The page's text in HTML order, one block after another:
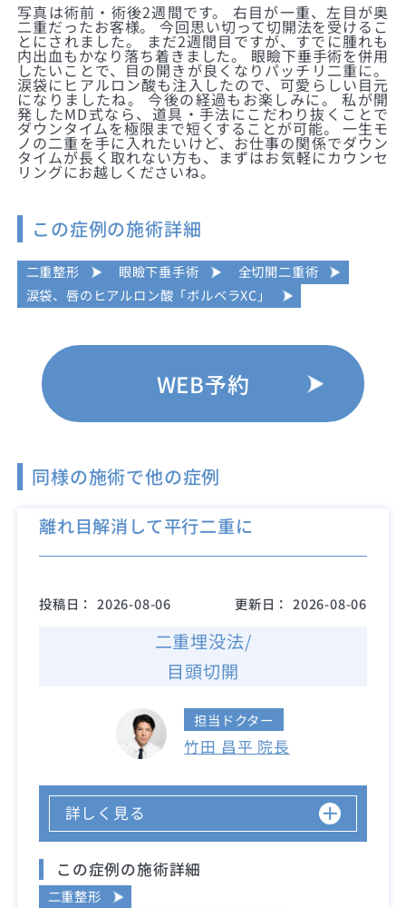
写真は術前・術後2週間です。 右目が一重、左目が奥
二重だったお客様。 今回思い切って切開法を受けるこ
とにされました。 まだ2週間目ですが、すでに腫れも
内出血もかなり落ち着きました。 眼瞼下垂手術を併用
したいことで、目の開きが良くなりパッチリ二重に。
涙袋にヒアルロン酸も注入したので、可愛らしい目元
になりましたね。 今後の経過もお楽しみに。 私が開
発したMD式なら、道具・手法にこだわり抜くことで
ダウンタイムを極限まで短くすることが可能。 一生モ
ノの二重を手に入れたいけど、お仕事の関係でダウン
タイムが長く取れない方も、まずはお気軽にカウンセ
リングにお越しくださいね。
この症例の施術詳細
二重整形 眼瞼下垂手術
全切開二重術
涙袋、唇のヒアルロン酸「ボルベラXC」
WEB予約
同様の施術で他の症例
離れ目解消して平行二重に
投稿日： 2026-08-06 更新日： 2026-08-06
二重埋没法/
目頭切開
担当ドクター
竹田 昌平 院長
詳しく見る
この症例の施術詳細
二重整形